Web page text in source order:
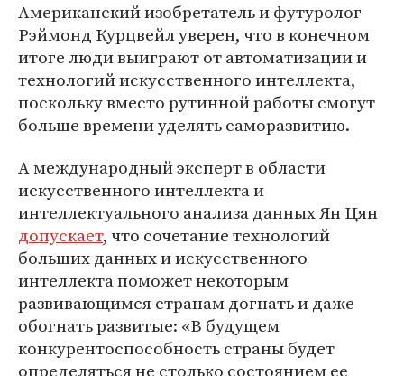
Американский изобретатель и футуролог
Рэймонд Курцвейл уверен, что в конечном
итоге люди выиграют от автоматизации и
технологий искусственного интеллекта,
поскольку вместо рутинной работы смогут
больше времени уделять саморазвитию.
А международный эксперт в области
искусственного интеллекта и
интеллектуального анализа данных Ян Цян
допускает, что сочетание технологий
больших данных и искусственного
интеллекта поможет некоторым
развивающимся странам догнать и даже
обогнать развитые: «В будущем
конкурентоспособность страны будет
определяться не столько состоянием ее